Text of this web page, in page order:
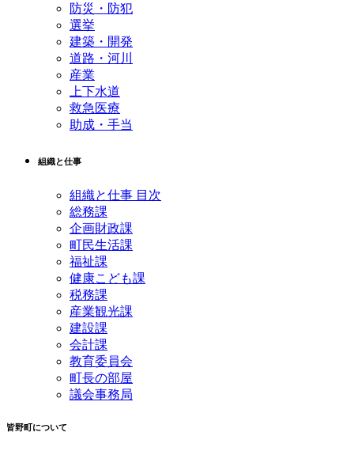
防災・防犯
選挙
建築・開発
道路・河川
産業
上下水道
救急医療
助成・手当
組織と仕事
組織と仕事 目次
総務課
企画財政課
町民生活課
福祉課
健康こども課
税務課
産業観光課
建設課
会計課
教育委員会
町長の部屋
議会事務局
皆野町について